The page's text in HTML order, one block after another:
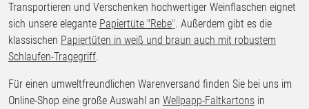
Transportieren und Verschenken hochwertiger Weinflaschen eignet
sich unsere elegante Papiertüte "Rebe". Außerdem gibt es die
klassischen Papiertüten in weiß und braun auch mit robustem
Schlaufen-Tragegriff.
Für einen umweltfreundlichen Warenversand finden Sie bei uns im
Online-Shop eine große Auswahl an Wellpapp-Faltkartons in